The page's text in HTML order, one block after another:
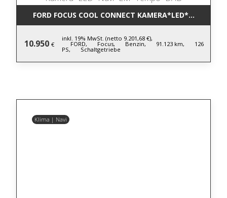
FORD FOCUS COOL CONNECT
10.950 €
inkl. 19% MwSt. (netto 9.201,68 €),
FORD, Focus, Benzin, 91.123 km, 126
PS, Schaltgetriebe
Klima | Navi